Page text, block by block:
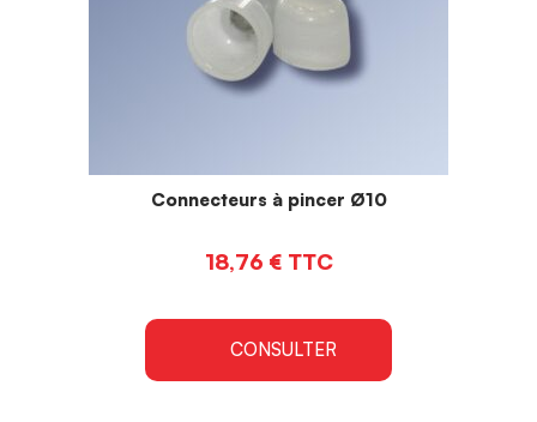
Connecteurs à pincer Ø10
18,76 €TTC
CONSULTER